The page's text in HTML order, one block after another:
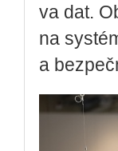
va dat.
na
a